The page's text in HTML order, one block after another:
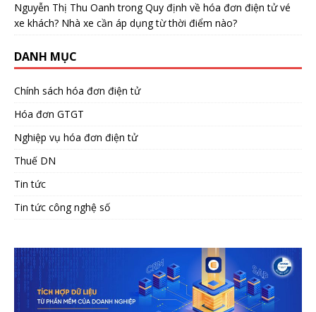
Nguyễn Thị Thu Oanh trongQuy định về hóa đơn điện tử vé
xe khách? Nhà xe cần áp dụng từ thời điểm nào?
DANH MỤC
Chính sách hóa đơn điện tử
Hóa đơn GTGT
Nghiệp vụ hóa đơn điện tử
Thuế DN
Tin tức
Tin tức công nghệ số